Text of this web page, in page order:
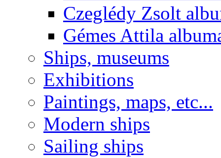
Czeglédy Zsolt
Gémes Attila
Ships, museums
Exhibitions
Paintings, maps, etc...
Modern ships
Sailing ships